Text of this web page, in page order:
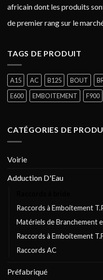
africain dont les produits
de premier rang sur le
TAGS DE PRODUIT
A15 AC B125 BOUT
E600
EMBOITEMENT F900
CATÉGORIES DE
Voirie
Adduction D'Eau
Raccords à Emboitement
Matériels de Branchement
Raccords à Emboitement
Raccords AC
Préfabriqué